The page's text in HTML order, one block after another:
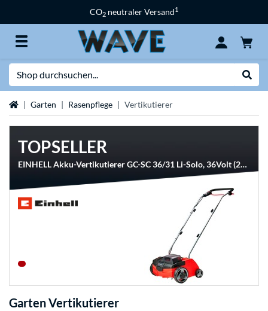
CO2 neutraler Versand1
StartseiteGarten Rasenpflege Vertikutierer
TOPSELLER
EINHELL Akku-Vertikutierer GC-SC 36/31 Li-Solo, 36Volt (2x18V)
Garten Vertikutierer